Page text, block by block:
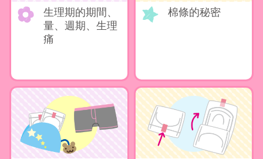
生理期的期間、
量、週期、生理
痛
棉條的秘密